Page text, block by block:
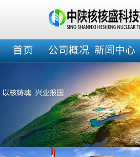
首页 公司概况 新闻中心